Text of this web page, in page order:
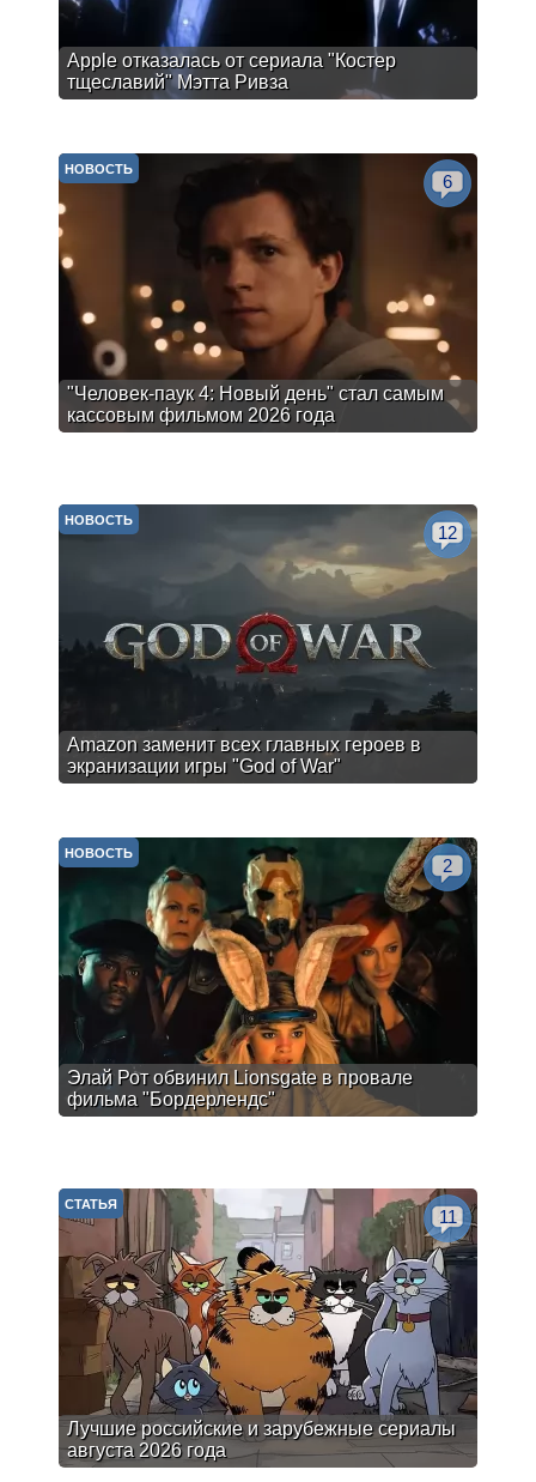
Apple отказалась от сериала "Костер
тщеславий" Мэтта Ривза
"Человек-паук 4: Новый день" стал самым
кассовым фильмом 2026 года
НОВОСТЬ
6
Amazon заменит всех главных героев в
экранизации игры "God of War"
НОВОСТЬ
12
Элай Рот обвинил Lionsgate в провале
фильма "Бордерлендс"
НОВОСТЬ
2
Лучшие российские и зарубежные сериалы
августа 2026 года
СТАТЬЯ
11